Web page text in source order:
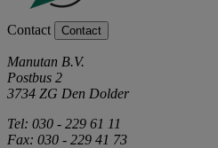
Contact Contact
Manutan B.V.
Postbus 2
3734 ZG Den Dolder
Tel: 030 - 229 61 11
Fax: 030 - 229 41 73